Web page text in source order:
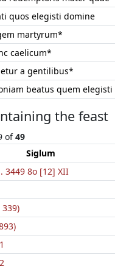
quos elegisti domine
martyrum*
caelicum*
a gentilibus*
beatus quem elegisti
the feast
of49
Siglum
3449 8o [12] XII
339)